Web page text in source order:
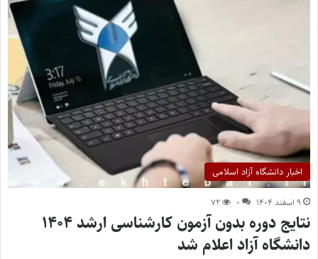
اخبار دانشگاه آزاد اسلامی
۹ اسفند ۱۴۰۴ ۰ ۷۲
نتایج دوره بدون آزمون کارشناسی ارشد ۱۴۰۴
دانشگاه آزاد اعلام شد